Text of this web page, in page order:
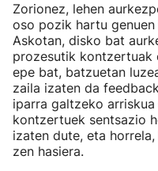
Zorionez, lehen
oso pozik hartu genuen
Askotan, disko bat
prozesutik kontzertuak
epe bat, batzuetan
zaila izaten da
iparra galtzeko
kontzertuek sentsazio
izaten dute, eta
zen hasiera.